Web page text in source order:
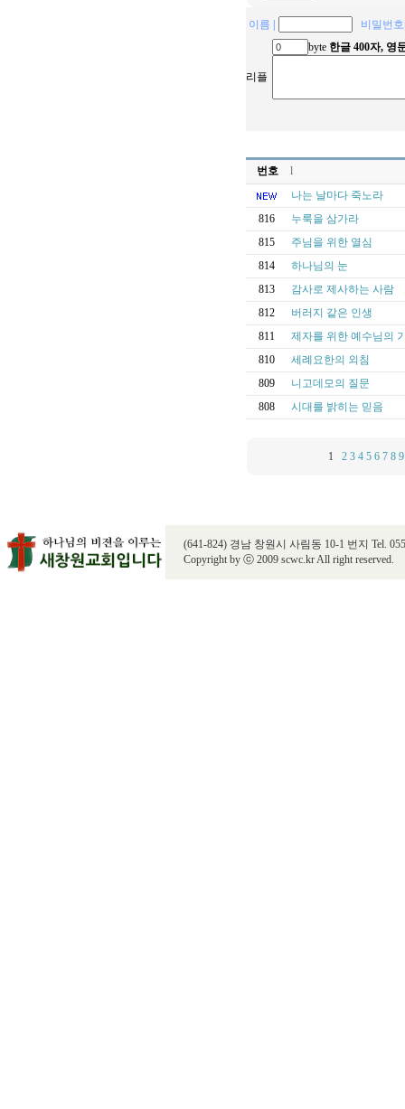
이름 비밀번호
byte 한글 400자, 영
리플
번호
l
나는 날마다 죽노라
816
누룩을 삼가라
815
주님을 위한 열심
814
하나님의 눈
813
감사로 제사하는 사람
812
버러지 같은 인생
811
제자를 위한 예수님의
810
세례요한의 외침
809
니고데모의 질문
808
시대를 밝히는 믿음
1 2 3 4 5 6 7 8 9
(641-824) 경남 창원시 사림동 10-1 번지 Tel.
Copyright by ⓒ 2009 scwc.kr All right reserved.